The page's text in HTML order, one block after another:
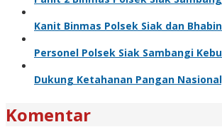
Kanit Binmas Polsek Siak dan
Personel Polsek Siak Sambangi
Dukung Ketahanan Pangan
Komentar